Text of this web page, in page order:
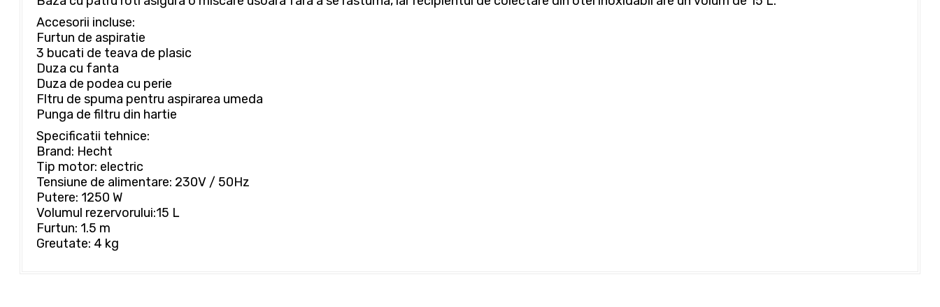
Accesorii incluse:
Furtun de aspiratie
3 bucati de teava de plasic
Duza cu fanta
Duza de podea cu perie
Fltru de spuma pentru aspirarea umeda
Punga de filtru din hartie
Specificatii tehnice:
Brand: Hecht
Tip motor: electric
Tensiune de alimentare: 230V / 50Hz
Putere: 1250 W
Volumul rezervorului:15 L
Furtun: 1.5 m
Greutate: 4 kg